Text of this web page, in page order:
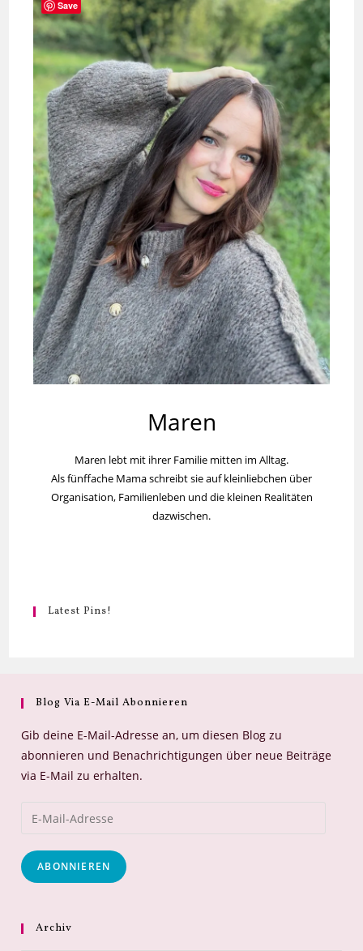
Stillzeit
Und
Was
Dagegen
Hilft
Maren
Maren lebt mit ihrer Familie mitten im Alltag.
Als fünffache Mama schreibt sie auf kleinliebchen über
Organisation, Familienleben und die kleinen Realitäten
dazwischen.
Latest Pins!
Blog Via E-Mail Abonnieren
Gib deine E-Mail-Adresse an, um diesen Blog zu
abonnieren und Benachrichtigungen über neue Beiträge
via E-Mail zu erhalten.
Adresse
ABONNIEREN
Archiv
Save